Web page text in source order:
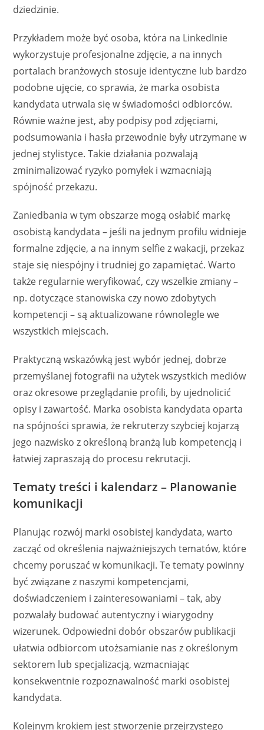
dziedzinie.
Przykładem może być osoba, która na LinkedInie
wykorzystuje profesjonalne zdjęcie, a na innych
portalach branżowych stosuje identyczne lub bardzo
podobne ujęcie, co sprawia, że marka osobista
kandydata utrwala się w świadomości odbiorców.
Równie ważne jest, aby podpisy pod zdjęciami,
podsumowania i hasła przewodnie były utrzymane w
jednej stylistyce. Takie działania pozwalają
zminimalizować ryzyko pomyłek i wzmacniają
spójność przekazu.
Zaniedbania w tym obszarze mogą osłabić markę
osobistą kandydata – jeśli na jednym profilu widnieje
formalne zdjęcie, a na innym selfie z wakacji, przekaz
staje się niespójny i trudniej go zapamiętać. Warto
także regularnie weryfikować, czy wszelkie zmiany –
np. dotyczące stanowiska czy nowo zdobytych
kompetencji – są aktualizowane równolegle we
wszystkich miejscach.
Praktyczną wskazówką jest wybór jednej, dobrze
przemyślanej fotografii na użytek wszystkich mediów
oraz okresowe przeglądanie profili, by ujednolicić
opisy i zawartość. Marka osobista kandydata oparta
na spójności sprawia, że rekruterzy szybciej kojarzą
jego nazwisko z określoną branżą lub kompetencją i
łatwiej zapraszają do procesu rekrutacji.
Tematy treści i kalendarz – Planowanie
komunikacji
Planując rozwój marki osobistej kandydata, warto
zacząć od określenia najważniejszych tematów, które
chcemy poruszać w komunikacji. Te tematy powinny
być związane z naszymi kompetencjami,
doświadczeniem i zainteresowaniami – tak, aby
pozwalały budować autentyczny i wiarygodny
wizerunek. Odpowiedni dobór obszarów publikacji
ułatwia odbiorcom utożsamianie nas z określonym
sektorem lub specjalizacją, wzmacniając
konsekwentnie rozpoznawalność marki osobistej
kandydata.
Kolejnym krokiem jest stworzenie przejrzystego